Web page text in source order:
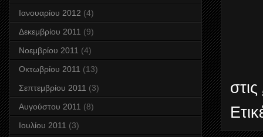
στις
Ιανουαρίου 2012 (4)
Δεκεμβρίου 2011 (9)
Νοεμβρίου 2011 (4)
Οκτωβρίου 2011 (13)
Σεπτεμβρίου 2011 (3)
Αυγούστου 2011 (8)
Ιουλίου 2011 (3)